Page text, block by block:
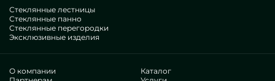
Стеклянные лестницы
Стеклянные панно
Стеклянные перегородки
Эксклюзивные изделия
О компании
Каталог